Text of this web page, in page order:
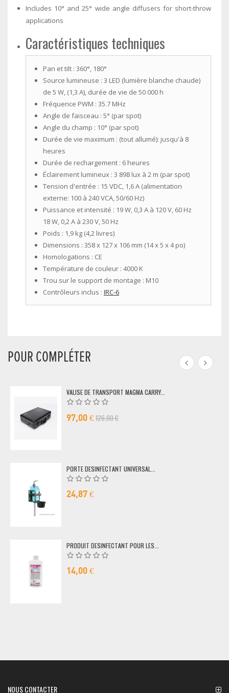
Includes 10° and 25° wide angle diffusers for short-throw
applications
Caractéristiques techniques
Pan et tilt : 360°, 180°
Source lumineuse : 3 LED (lumière blanche chaude)
de 5 W, (1,3 A), durée de vie de 50 000 h
Fréquence PWM : 35.7 MHz
Angle de faisceau : 5° (par spot)
Angle du champ : 10° (par spot)
Durée de vie maximum : (tout allumé): jusqu'à 8
heures
Durée de rechargement : 6 heures
Éclairement lumineux : 3 898 lux à 2 m (par spot)
Tension d'entrée : 15 VDC, 1,6 A (alimentation
externe: 100 à 240 VCA, 50/60 Hz)
Puissance et intensité : 19 W, 0,3 A à 120 V, 60 Hz
18 W, 0,2 A à 230 V, 50 Hz
Poids : 1,9 kg (4,2 livres)
Dimensions : 358 x 127 x 106 mm (14 x 5 x 4 po)
Homologations : CE
Température de couleur : 4000 K
Trou sur le support de montage : M10
Contrôleurs inclus : IRC-6
POUR COMPLÉTER
VALISE DE TRANSPORT MAGMA CARRY...
97,00 €126,00 €
PORTE DESINFECTANT UNIVERSAL...
24,87 €
PRODUIT DESINFECTANT POUR LES...
14,00 €
NOUS CONTACTER